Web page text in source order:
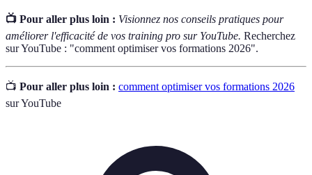
📺 Pour aller plus loin : Visionnez nos conseils pratiques pour
améliorer l'efficacité de vos training pro sur YouTube. Recherchez
sur YouTube : "comment optimiser vos formations 2026".
📺 Pour aller plus loin : comment optimiser vos formations 2026
sur YouTube